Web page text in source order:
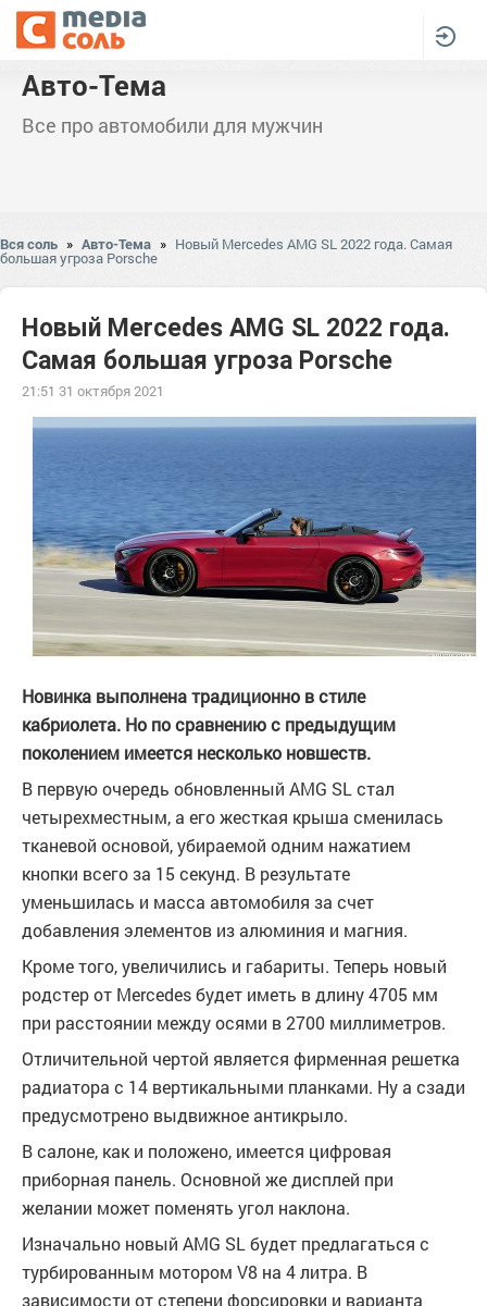
Авто-Тема
Все про автомобили для мужчин
Вся соль » Авто-Тема » Новый Mercedes AMG SL 2022 года. Самая
большая угроза Porsche
Новый Mercedes AMG SL 2022 года.
Самая большая угроза Porsche
21:51 31 октября 2021
Новинка выполнена традиционно в стиле
кабриолета. Но по сравнению с предыдущим
поколением имеется несколько новшеств.
В первую очередь обновленный AMG SL стал
четырехместным, а его жесткая крыша сменилась
тканевой основой, убираемой одним нажатием
кнопки всего за 15 секунд. В результате
уменьшилась и масса автомобиля за счет
добавления элементов из алюминия и магния.
Кроме того, увеличились и габариты. Теперь новый
родстер от Mercedes будет иметь в длину 4705 мм
при расстоянии между осями в 2700 миллиметров.
Отличительной чертой является фирменная решетка
радиатора с 14 вертикальными планками. Ну а сзади
предусмотрено выдвижное антикрыло.
В салоне, как и положено, имеется цифровая
приборная панель. Основной же дисплей при
желании может поменять угол наклона.
Изначально новый AMG SL будет предлагаться с
турбированным мотором V8 на 4 литра. В
зависимости от степени форсировки и варианта